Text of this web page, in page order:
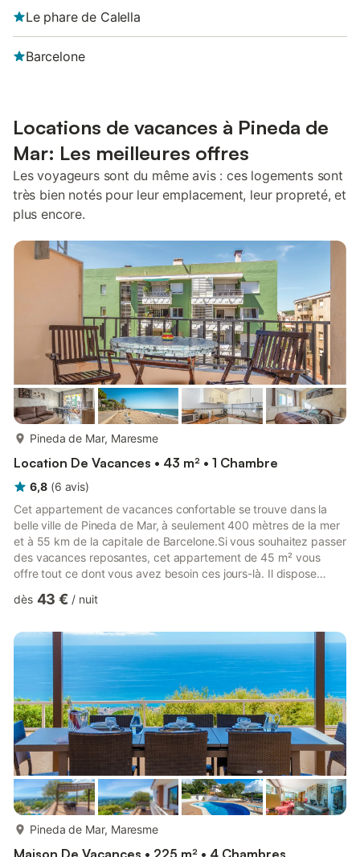
Le phare de Calella
Barcelone
Locations de vacances à Pineda de
Mar: Les meilleures offres
Les voyageurs sont du même avis : ces logements sont
très bien notés pour leur emplacement, leur propreté, et
plus encore.
Pineda de Mar, Maresme
Location De Vacances • 43 m² • 1 Chambre
6,8 (6 avis)
Cet appartement de vacances confortable se trouve dans la
belle ville de Pineda de Mar, à seulement 400 mètres de la mer
et à 55 km de la capitale de Barcelone.Si vous souhaitez passer
des vacances reposantes, cet appartement de 45 m² vous
offre tout ce dont vous avez besoin ces jours-là. Il dispose
d'une salle de bain avec douche et d'un confortable canapé-lit
détendre et regarder la télévision. Si vous souhaitez cuisiner
tout en profitant de vos amis et de votre famille, la cui...
dès 43 € / nuit
Pineda de Mar, Maresme
Maison De Vacances • 225 m² • 4 Chambres